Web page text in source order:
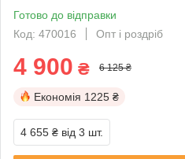
Готово до відправки
Код: 470016
Опт і роздріб
4 900 ₴ 6 125 ₴
Економія 1225 ₴
4 655 ₴ від 3 шт.